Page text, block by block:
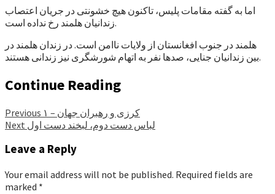
اما به گفته مقامات پلیس، تاکنون هیچ خشونتی در جریان اعتصاب
زندانیان هلمند رخ نداده است.
هلمند در جنوب افغانستان از ولایات ناامن است. در زندان هلمند در
بین زندانیان جنایی، صدها نفر به اتهام شورشگری نیز زندانی هستند.
Continue Reading
Previous
کرزی و رهبران جهان – ۱
Next لباس دست دوم، لبخند دست اول
Leave a Reply
Your email address will not be published. Required fields are
marked *